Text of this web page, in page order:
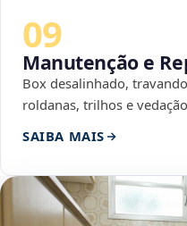
09
Manutenção e
Box desalinhado,
roldanas, trilhos e
SAIBA MAIS